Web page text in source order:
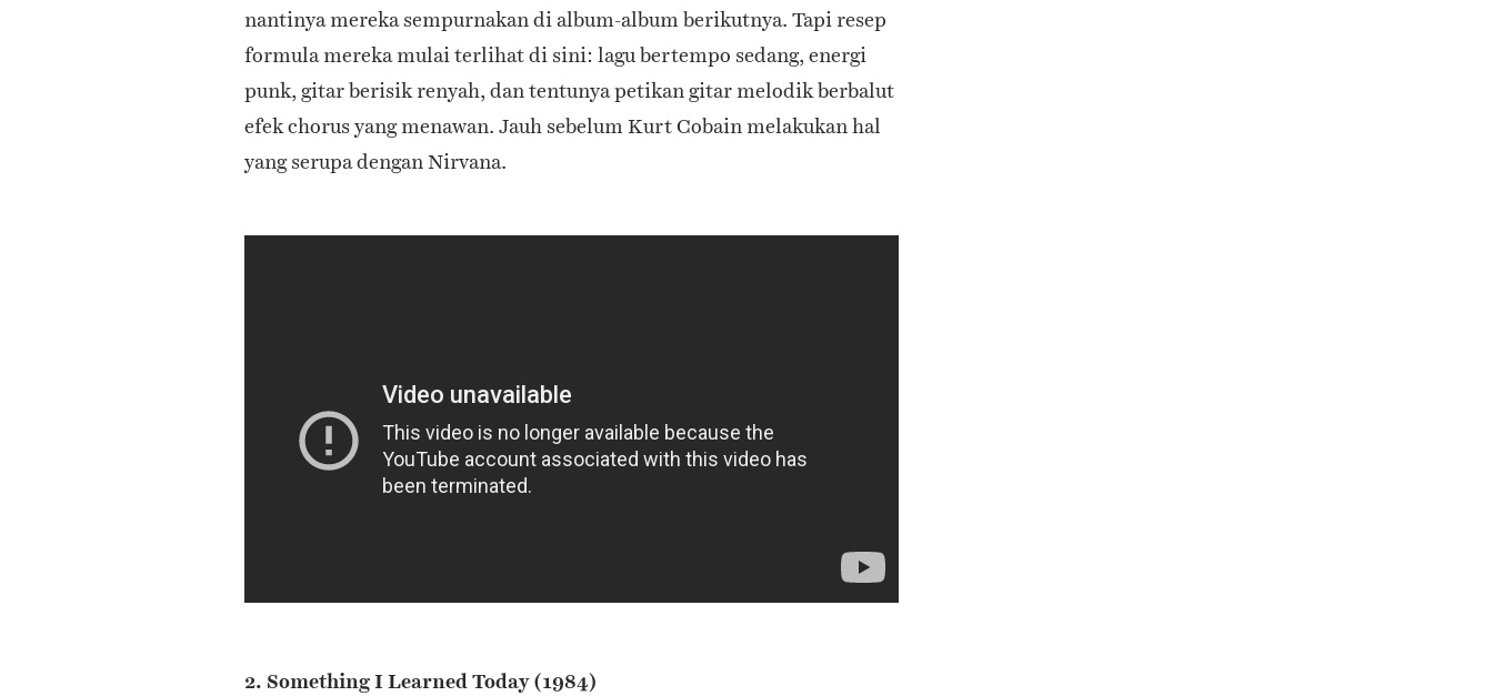
nantinya mereka sempurnakan di album-album berikutnya. Tapi resep
formula mereka mulai terlihat di sini: lagu bertempo sedang, energi
punk, gitar berisik renyah, dan tentunya petikan gitar melodik berbalut
efek chorus yang menawan. Jauh sebelum Kurt Cobain melakukan hal
yang serupa dengan Nirvana.
2. Something I Learned Today (1984)